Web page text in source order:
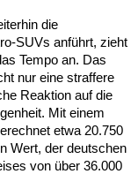
die
SUVs anführt, zieht
Tempo an. Das
nur eine straffere
Reaktion auf die
Mit einem
etwa 20.750
Wert, der deutschen
von über 36.000